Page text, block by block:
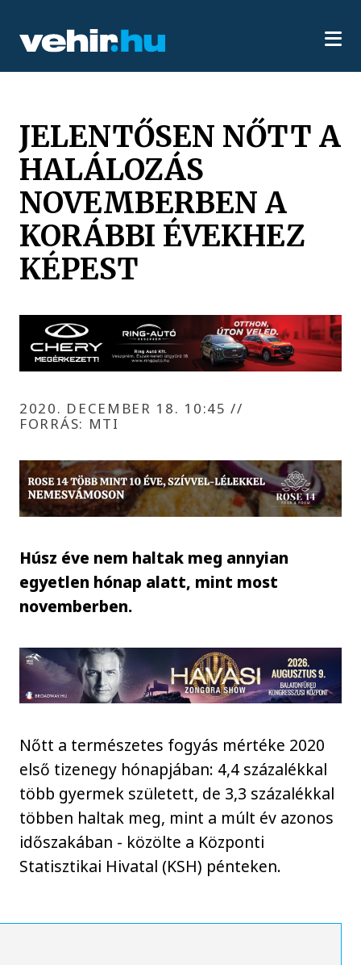
JELENTŐSEN NŐTT A
HALÁLOZÁS
NOVEMBERBEN A
KORÁBBI ÉVEKHEZ
KÉPEST
2020. DECEMBER 18. 10:45//
FORRÁS: MTI
Húsz éve nem haltak meg annyian
egyetlen hónap alatt, mint most
novemberben.
Nőtt a természetes fogyás mértéke 2020
első tizenegy hónapjában: 4,4 százalékkal
több gyermek született, de 3,3 százalékkal
többen haltak meg, mint a múlt év azonos
időszakában - közölte a Központi
Statisztikai Hivatal (KSH) pénteken.